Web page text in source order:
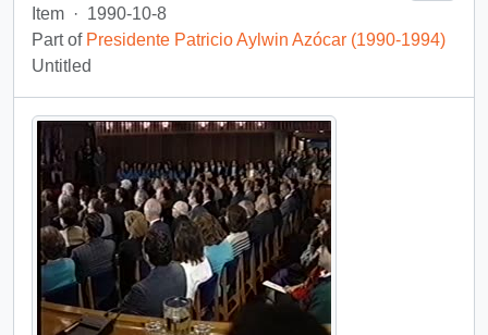
Item · 1990-10-8
Part of Presidente Patricio Aylwin Azócar (1990-1994)
Untitled